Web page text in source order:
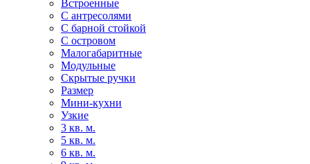
Встроенные
С антресолями
С барной стойкой
С островом
Малогабаритные
Модульные
Скрытые ручки
Размер
Мини-кухни
Узкие
3 кв. м.
5 кв. м.
6 кв. м.